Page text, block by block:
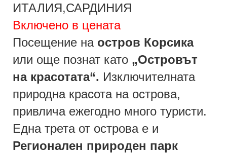
ИТАЛИЯ,САРДИНИЯ
Включено в цената
Посещение на остров Корсика
или още познат като „Островът
на красотата“. Изключителната
природна красота на острова,
привлича ежегодно много туристи.
Една трета от острова е и
Регионален природен парк